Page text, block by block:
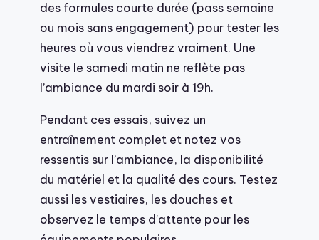
des formules courte durée (pass semaine
ou mois sans engagement) pour tester les
heures où vous viendrez vraiment. Une
visite le samedi matin ne reflète pas
l’ambiance du mardi soir à 19h.
Pendant ces essais, suivez un
entraînement complet et notez vos
ressentis sur l’ambiance, la disponibilité
du matériel et la qualité des cours. Testez
aussi les vestiaires, les douches et
observez le temps d’attente pour les